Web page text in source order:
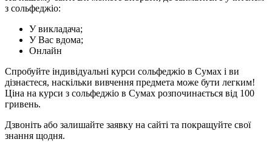
з сольфеджіо:
У викладача;
У Вас вдома;
Онлайн
Спробуйте індивідуальні курси сольфеджіо в Сумах і ви
дізнаєтеся, наскільки вивчення предмета може бути легким!
Ціна на курси з сольфеджіо в Сумах розпочинається від 100
гривень.
Дзвоніть або залишайте заявку на сайті та покращуйте свої
знання щодня.